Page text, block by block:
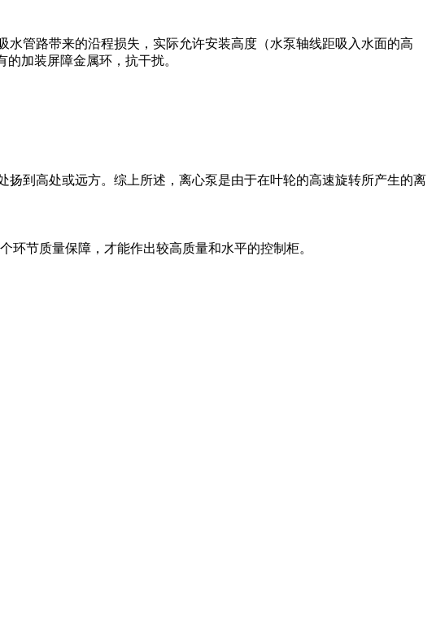
管路带来的沿程损失，实际允许安装高度（水泵轴线距吸入水面的高
加装屏障金属环，抗干扰。
到高处或远方。综上所述，离心泵是由于在叶轮的高速旋转所产生的离
节质量保障，才能作出较高质量和水平的控制柜。